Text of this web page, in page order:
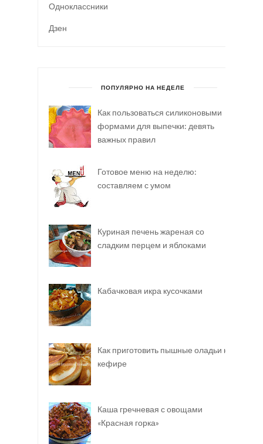
Одноклассники
Дзен
ПОПУЛЯРНО НА НЕДЕЛЕ
Как пользоваться силиконовыми
формами для выпечки: девять
важных правил
Готовое меню на неделю:
составляем с умом
Куриная печень жареная со
сладким перцем и яблоками
Кабачковая икра кусочками
Как приготовить пышные оладьи на
кефире
Каша гречневая с овощами
«Красная горка»